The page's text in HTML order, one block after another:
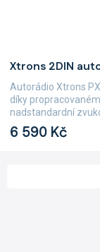
Xtrons 2DIN
hodnocení
produktu
je
5,0
5
6 590 Kč
Autorádio Xtrons
díky
nadstandardní